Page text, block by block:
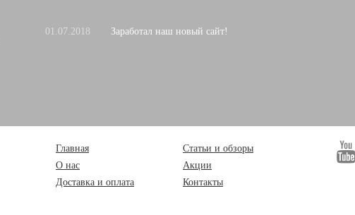
01.07.2018 Заработал наш новый сайт!
Главная
О нас
Доставка и оплата
Статьи и обзоры
Акции
Контакты